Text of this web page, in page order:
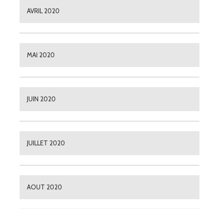
AVRIL 2020
MAI 2020
JUIN 2020
JUILLET 2020
AOUT 2020